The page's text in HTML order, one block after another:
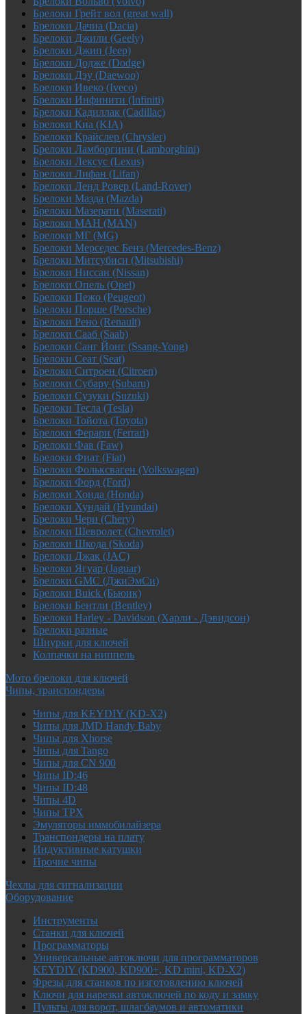
Брелоки Грейт вол (great wall)
Брелоки Дачиа (Dacia)
Брелоки Джили (Geely)
Брелоки Джип (Jeep)
Брелоки Додже (Dodge)
Брелоки Дэу (Daewoo)
Брелоки Ивеко (Iveco)
Брелоки Инфинити (Infiniti)
Брелоки Кадиллак (Cadillac)
Брелоки Киа (KIA)
Брелоки Крайслер (Chrysler)
Брелоки Ламборгини (Lamborghini)
Брелоки Лексус (Lexus)
Брелоки Лифан (Lifan)
Брелоки Ленд Ровер (Land-Rover)
Брелоки Мазда (Mazda)
Брелоки Мазерати (Maserati)
Брелоки МАН (MAN)
Брелоки МГ (MG)
Брелоки Мерседес Бенз (Mercedes-Benz)
Брелоки Митсубиси (Mitsubishi)
Брелоки Ниссан (Nissan)
Брелоки Опель (Opel)
Брелоки Пежо (Peugeot)
Брелоки Порше (Porsche)
Брелоки Рено (Renault)
Брелоки Сааб (Saab)
Брелоки Санг Йонг (Ssang-Yong)
Брелоки Сеат (Seat)
Брелоки Ситроен (Citroen)
Брелоки Субару (Subaru)
Брелоки Сузуки (Suzuki)
Брелоки Тесла (Tesla)
Брелоки Тойота (Toyota)
Брелоки Ферари (Ferrari)
Брелоки Фав (Faw)
Брелоки Фиат (Fiat)
Брелоки Фольксваген (Volkswagen)
Брелоки Форд (Ford)
Брелоки Хонда (Honda)
Брелоки Хундай (Hyundai)
Брелоки Чери (Chery)
Брелоки Шевролет (Chevrolet)
Брелоки Шкода (Skoda)
Брелоки Джак (JAC)
Брелоки Ягуар (Jaguar)
Брелоки GMC (ДжиЭмСи)
Брелоки Buick (Бьюик)
Брелоки Бентли (Bentley)
Брелоки Harley - Davidson (Харли - Дэвидсон)
Брелоки разные
Шнурки для ключей
Колпачки на ниппель
Мото брелоки для ключей
Чипы, транспондеры
Чипы для KEYDIY (KD-X2)
Чипы для JMD Handy Baby
Чипы для Xhorse
Чипы для Tango
Чипы для CN 900
Чипы ID:46
Чипы ID:48
Чипы 4D
Чипы TPX
Эмуляторы иммобилайзера
Транспондеры на плату
Индуктивные катушки
Прочие чипы
Чехлы для сигнализации
Оборудование
Инструменты
Cтанки для ключей
Программаторы
Универсальные автоключи для программаторов
KEYDIY (KD900, KD900+, KD mini, KD-X2)
Фрезы для станков по изготовлению ключей
Ключи для нарезки автоключей по коду и замку
Пульты для ворот, шлагбаумов и автоматики